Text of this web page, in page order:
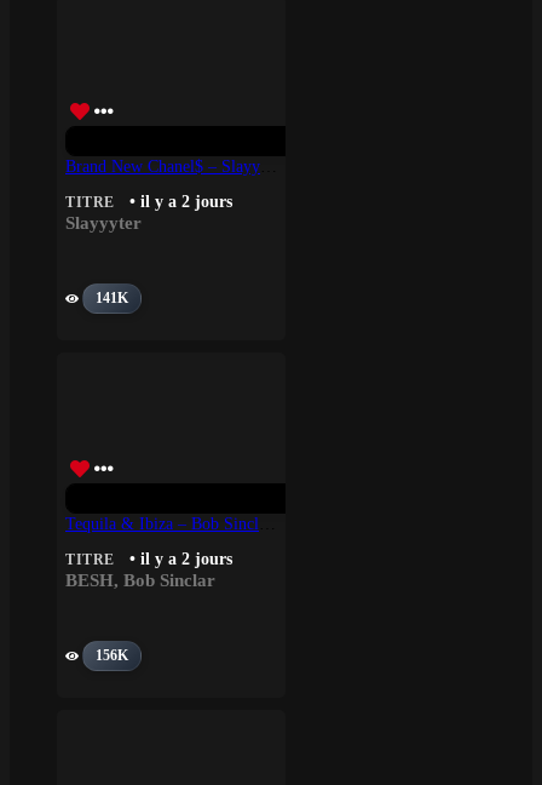
TITRE • il y a 2 jours
Slayyyter
141K
TITRE • il y a 2 jours
BESH, Bob Sinclar
156K